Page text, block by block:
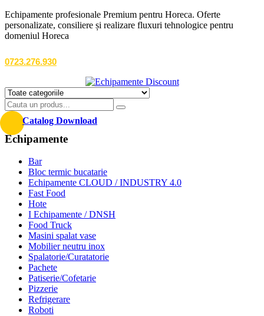
Echipamente profesionale Premium pentru Horeca. Oferte
personalizate, consiliere și realizare fluxuri tehnologice pentru
domeniul Horeca
0723.276.930
Catalog Download
Echipamente
Bar
Bloc termic bucatarie
Echipamente CLOUD / INDUSTRY 4.0
Fast Food
Hote
I Echipamente / DNSH
Food Truck
Masini spalat vase
Mobilier neutru inox
Spalatorie/Curatatorie
Pachete
Patiserie/Cofetarie
Pizzerie
Refrigerare
Roboti